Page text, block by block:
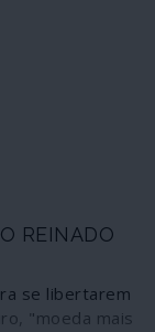
REINADO
se libertarem
"moeda mais